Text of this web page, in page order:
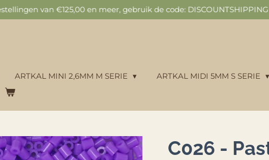
van €125,00 en meer, gebruik de code:
ARTKAL MINI 2,6MM M SERIE
ARTKAL MIDI 5MM S SERIE
C026 -